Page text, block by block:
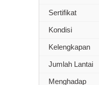
Sertifikat
Kondisi
Kelengkapan
Jumlah Lantai
Menghadap